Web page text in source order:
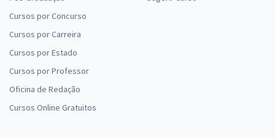
Cursos por Concurso
Cursos por Carreira
Cursos por Estado
Cursos por Professor
Oficina de Redação
Cursos Online Gratuitos